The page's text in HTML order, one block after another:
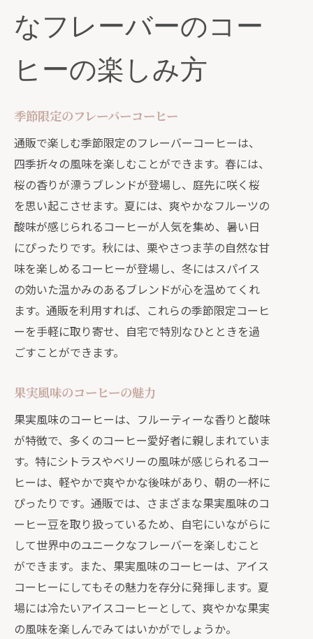
なフレーバーのコー
ヒーの楽しみ方
季節限定のフレーバーコーヒー
通販で楽しむ季節限定のフレーバーコーヒーは、
四季折々の風味を楽しむことができます。春には、
桜の香りが漂うブレンドが登場し、庭先に咲く桜
を思い起こさせます。夏には、爽やかなフルーツの
酸味が感じられるコーヒーが人気を集め、暑い日
にぴったりです。秋には、栗やさつま芋の自然な甘
味を楽しめるコーヒーが登場し、冬にはスパイス
の効いた温かみのあるブレンドが心を温めてくれ
ます。通販を利用すれば、これらの季節限定コーヒ
ーを手軽に取り寄せ、自宅で特別なひとときを過
ごすことができます。
果実風味のコーヒーの魅力
果実風味のコーヒーは、フルーティーな香りと酸味
が特徴で、多くのコーヒー愛好者に親しまれていま
す。特にシトラスやベリーの風味が感じられるコー
ヒーは、軽やかで爽やかな後味があり、朝の一杯に
ぴったりです。通販では、さまざまな果実風味のコ
ーヒー豆を取り扱っているため、自宅にいながらに
して世界中のユニークなフレーバーを楽しむこと
ができます。また、果実風味のコーヒーは、アイス
コーヒーにしてもその魅力を存分に発揮します。夏
場には冷たいアイスコーヒーとして、爽やかな果実
の風味を楽しんでみてはいかがでしょうか。